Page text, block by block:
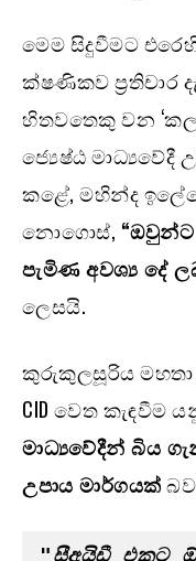
මෙම සිදුවීමට
ක්ෂණිකව ප්‍රතිචාර
හිතවතෙකු වන
ජ්‍යෙෂ්ඨ මාධ්‍යවේදී
කළේ, මහින්ද
නොගොස්, “ඔවුන්ට
පැමිණ අවශ්‍ය දේ
ලෙසයි.
කුරුකුලසූරිය මහතා
CID වෙත කැඳවීම
මාධ්‍යවේදීන් බිය
උපාය මාර්ගයක්
"සීඅයිඩී එකට